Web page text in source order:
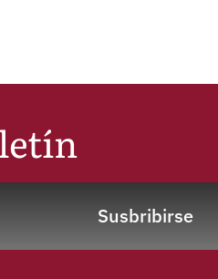
Susbribirse